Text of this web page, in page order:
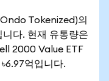
Tokenized)의
니다. 현재 유통량은
2000 Value ETF
억입니다.